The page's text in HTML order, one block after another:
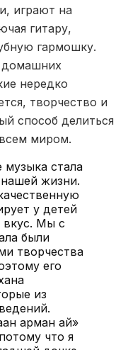
играют на
гитару,
гармошку.
домашних
нередко
творчество и
способ делиться
миром.
музыка стала
жизни.
у детей
вкус. Мы с
были
творчества
его
из
арман ай»
что я